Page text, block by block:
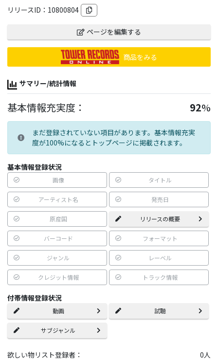
リリースID： 10800804
ページを編集する
商品をみる
サマリー/統計情報
基本情報充実度： 92%
まだ登録されていない項目があります。基本情報充実
度が100%になるとトップページに掲載されます。
基本情報登録状況
画像 タイトル
アーティスト名 発売日
原産国 リリースの概要
バーコード フォーマット
ジャンル レーベル
クレジット情報 トラック情報
付帯情報登録状況
動画 試聴
サブジャンル
欲しい物リスト登録者： 0人